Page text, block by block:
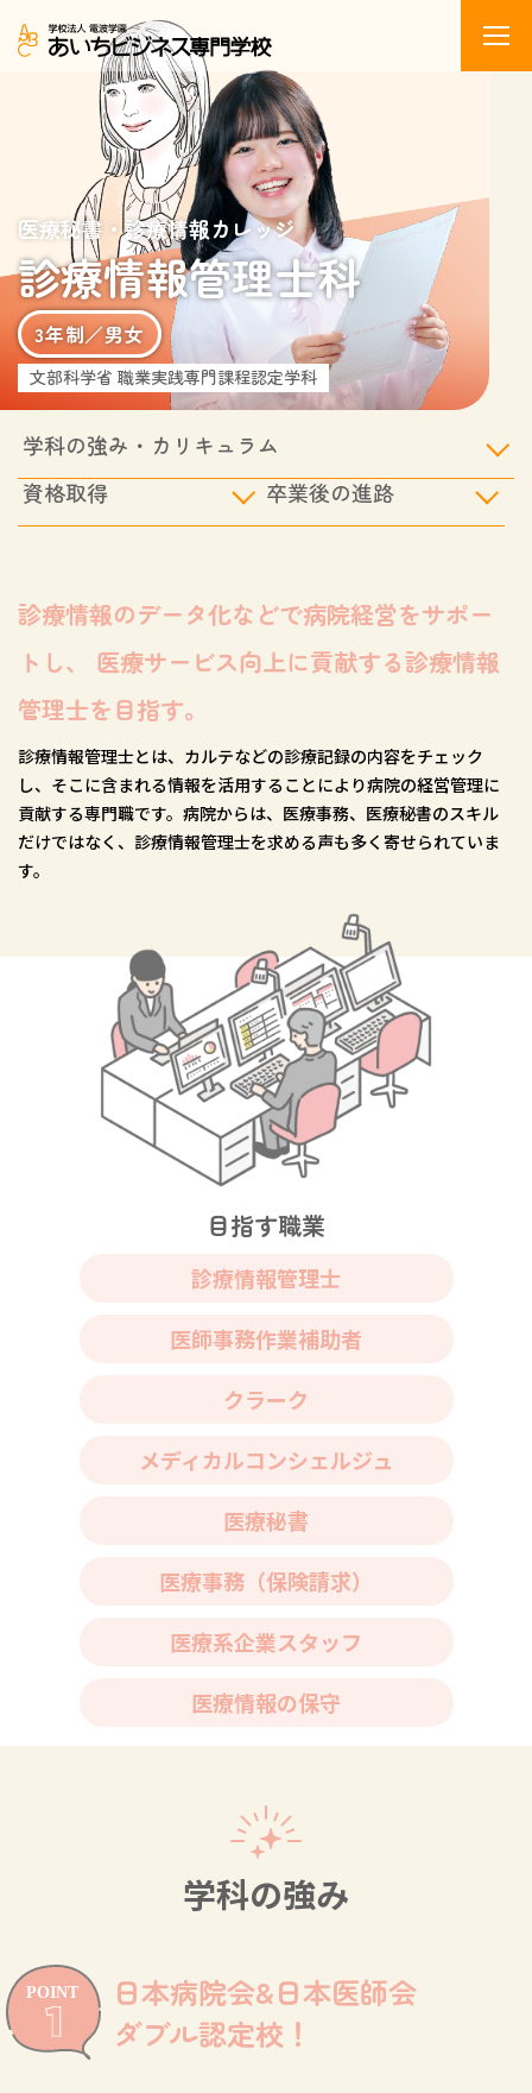
医療秘書・診療情報カレッジ
診療情報管理士科
3年制／男女
文部科学省 職業実践専門課程認定学科
学科の強み・カリキュラム
資格取得
卒業後の進路
診療情報のデータ化などで病院経営をサポー
トし、
医療サービス向上に貢献する診療情報
管理士を目指す。
診療情報管理士とは、カルテなどの診療記録の内容をチェック
し、そこに含まれる情報を活用することにより病院の経営管理に
貢献する専門職です。病院からは、医療事務、医療秘書のスキル
だけではなく、診療情報管理士を求める声も多く寄せられていま
す。
目指す職業
診療情報管理士
医師事務作業補助者
クラーク
メディカルコンシェルジュ
医療秘書
医療事務（保険請求）
医療系企業スタッフ
医療情報の保守
学科の強み
日本病院会&日本医師会
ダブル認定校！